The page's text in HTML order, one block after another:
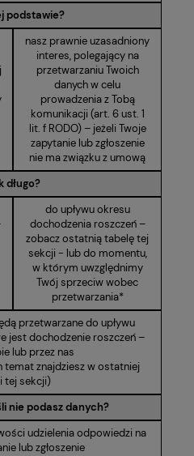
podstawie?
nasz prawnie uzasadniony
interes, polegający na
przetwarzaniu Twoich
danych w celu
prowadzenia z Tobą
komunikacji (art. 6 ust. 1
lit. f RODO) – jeżeli Twoje
zapytanie lub zgłoszenie
nie ma związku z umową
długo?
do upływu okresu
dochodzenia roszczeń –
zobacz ostatnią tabelę tej
sekcji - lub do momentu,
w którym uwzględnimy
Twój sprzeciw wobec
przetwarzania*
przetwarzane do upływu
jest dochodzenie roszczeń –
lub przez nas
temat znajdziesz w ostatniej
tej sekcji)
nie podasz danych?
udzielenia odpowiedzi na
lub zgłoszenie